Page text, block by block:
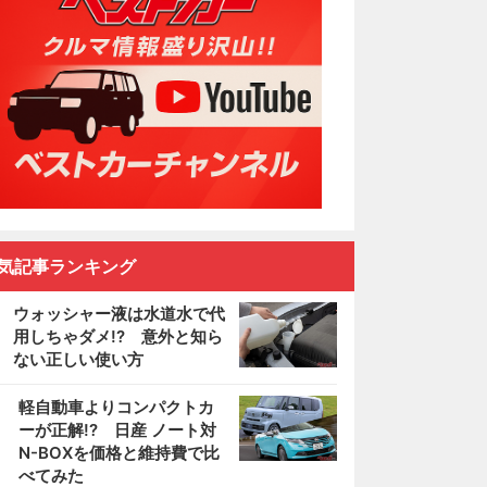
記事ランキング
ウォッシャー液は水道水で代
用しちゃダメ!? 意外と知ら
ない正しい使い方
軽自動車よりコンパクトカ
ーが正解!? 日産 ノート対
N-BOXを価格と維持費で比
べてみた